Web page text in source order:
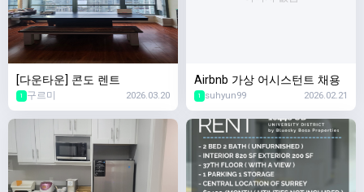
[다운타운] 콘도 렌트
1 구르미 2026.03.20
Airbnb 가상 어시스턴트 채용
1 suhyun99 2026.02.21